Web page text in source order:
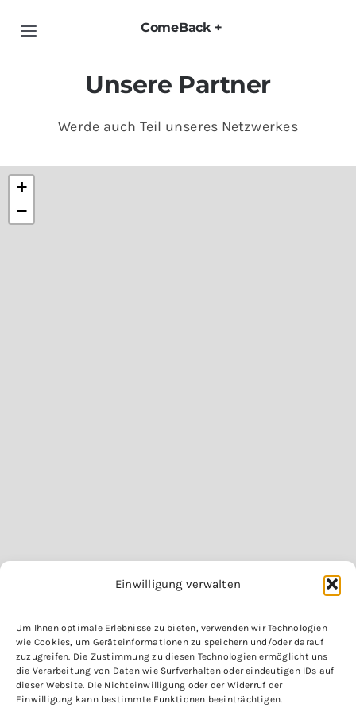
Einwilligung verwalten
Um Ihnen optimale Erlebnisse zu bieten, verwenden wir Technologien
wie Cookies, um Geräteinformationen zu speichern und/oder darauf
zuzugreifen. Die Zustimmung zu diesen Technologien ermöglicht uns
die Verarbeitung von Daten wie Surfverhalten oder eindeutigen IDs auf
dieser Website. Die Nichteinwilligung oder der Widerruf der
Einwilligung kann bestimmte Funktionen beeinträchtigen.
Inhalt
ComeBack +
Toggle
Kontakt
Unsere Partner
Werde auch Teil unseres Netzwerkes
+
−
©OpenStreetMap
Loofile Innovation UG
(Haftungsbeschränkt)
Hans-Thoma-Weg 1
Impressum
Datenschutz
Webseite